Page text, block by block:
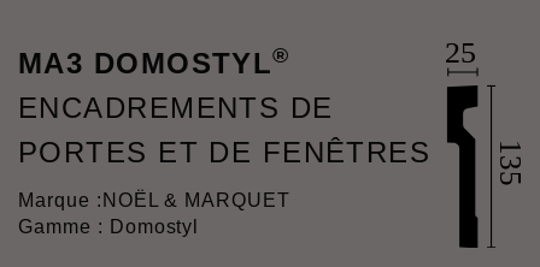
MA3 DOMOSTYL®
ENCADREMENTS DE
PORTES ET DE FENÊTRES
Marque : NOËL & MARQUET
Gamme : Domostyl